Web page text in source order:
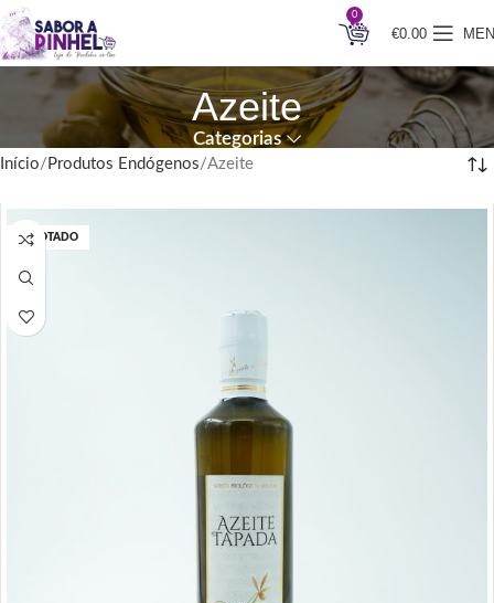
0
€0.00
Azeite
Categorias
Início Produtos Endógenos Azeite
ESGOTADO